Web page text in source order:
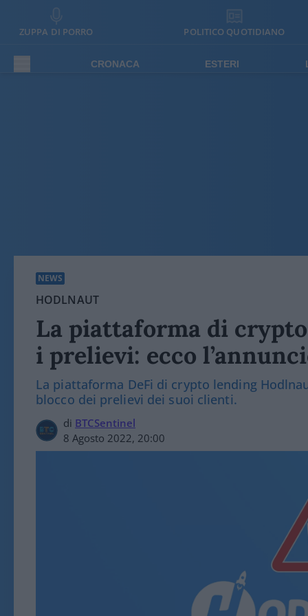
ZUPPA DI PORRO POLITICO QUOTIDIANO
CRONACA ESTERI
NEWS
HODLNAUT
La piattaforma di
i prelievi: ecco
La piattaforma DeFi di crypto lending
blocco dei prelievi dei suoi clienti.
di BTCSentinel
8 Agosto 2022, 20:00